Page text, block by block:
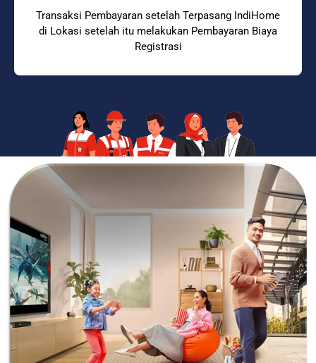
Transaksi Pembayaran setelah Terpasang IndiHome
di Lokasi setelah itu melakukan Pembayaran Biaya
Registrasi